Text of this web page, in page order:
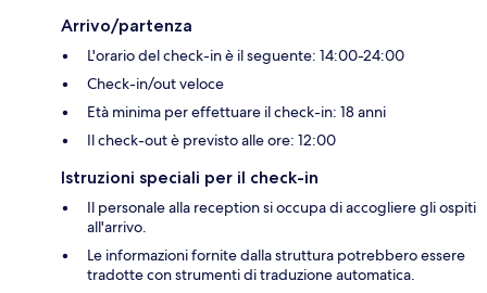
Arrivo/partenza
L'orario del check-in è il seguente: 14:00-24:00
Check-in/out veloce
Età minima per effettuare il check-in: 18 anni
Il check-out è previsto alle ore: 12:00
Istruzioni speciali per il check-in
Il personale alla reception si occupa di accogliere gli ospiti
all'arrivo.
Le informazioni fornite dalla struttura potrebbero essere
tradotte con strumenti di traduzione automatica.